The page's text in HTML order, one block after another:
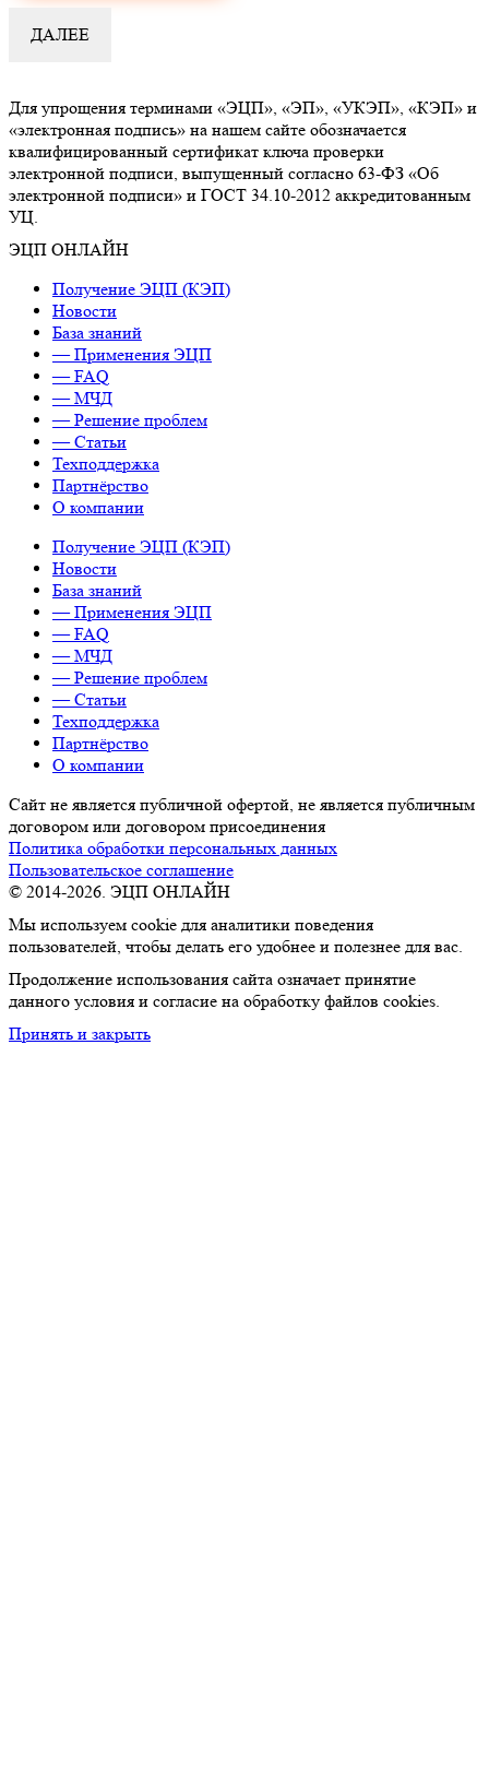
Для упрощения терминами «ЭЦП», «ЭП», «УКЭП», «КЭП» и
«электронная подпись» на нашем сайте обозначается
квалифицированный сертификат ключа проверки
электронной подписи, выпущенный согласно 63-ФЗ «Об
электронной подписи» и ГОСТ 34.10-2012 аккредитованным
УЦ.
ЭЦП ОНЛАЙН
Получение ЭЦП (КЭП)
Новости
База знаний
— Применения ЭЦП
— FAQ
— МЧД
— Решение проблем
— Статьи
Техподдержка
Партнёрство
О компании
Получение ЭЦП (КЭП)
Новости
База знаний
— Применения ЭЦП
— FAQ
— МЧД
— Решение проблем
— Статьи
Техподдержка
Партнёрство
О компании
Сайт не является публичной офертой, не является публичным
договором или договором присоединения
Политика обработки персональных данных
Пользовательское соглашение
© 2014-2026. ЭЦП ОНЛАЙН
Мы используем cookie для аналитики поведения
пользователей, чтобы делать его удобнее и полезнее для вас.
Продолжение использования сайта означает принятие
данного условия и согласие на обработку файлов cookies.
Принять и закрыть